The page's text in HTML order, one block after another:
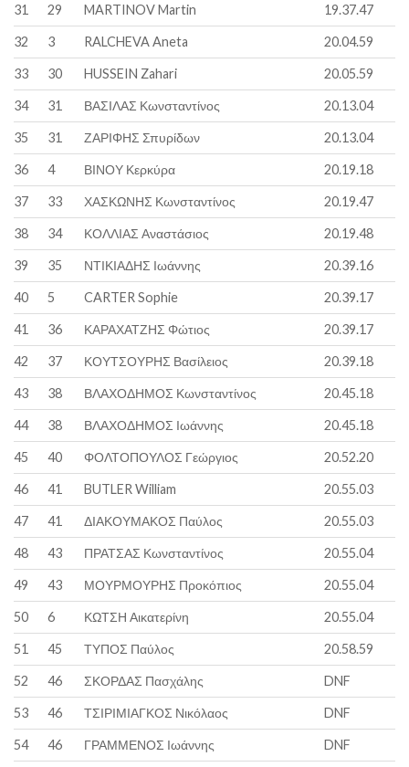
31 29 MARTINOV Martin 19.37.47
32 3 RALCHEVA Aneta 20.04.59
33 30 HUSSEIN Zahari 20.05.59
34 31 ΒΑΣΙΛΑΣ Κωνσταντίνος 20.13.04
35 31 ΖΑΡΙΦΗΣ Σπυρίδων 20.13.04
36 4 ΒΙΝΟΥ Κερκύρα 20.19.18
37 33 ΧΑΣΚΩΝΗΣ Κωνσταντίνος 20.19.47
38 34 ΚΟΛΛΙΑΣ Αναστάσιος 20.19.48
39 35 ΝΤΙΚΙΑΔΗΣ Ιωάννης 20.39.16
40 5 CARTER Sophie 20.39.17
41 36 ΚΑΡΑΧΑΤΖΗΣ Φώτιος 20.39.17
42 37 ΚΟΥΤΣΟΥΡΗΣ Βασίλειος 20.39.18
43 38 ΒΛΑΧΟΔΗΜΟΣ Κωνσταντίνος 20.45.18
44 38 ΒΛΑΧΟΔΗΜΟΣ Ιωάννης 20.45.18
45 40 ΦΟΛΤΟΠΟΥΛΟΣ Γεώργιος 20.52.20
46 41 BUTLER William 20.55.03
47 41 ΔΙΑΚΟΥΜΑΚΟΣ Παύλος 20.55.03
48 43 ΠΡΑΤΣΑΣ Κωνσταντίνος 20.55.04
49 43 ΜΟΥΡΜΟΥΡΗΣ Προκόπιος 20.55.04
50 6 ΚΩΤΣΗ Αικατερίνη 20.55.04
51 45 ΤΥΠΟΣ Παύλος 20.58.59
52 46 ΣΚΟΡΔΑΣ Πασχάλης DNF
53 46 ΤΣΙΡΙΜΙΑΓΚΟΣ Νικόλαος DNF
54 46 ΓΡΑΜΜΕΝΟΣ Ιωάννης DNF